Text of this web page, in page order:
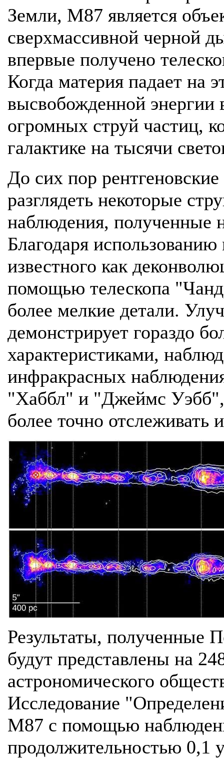
Земли, M87 является
сверхмассивной черной
впервые получено
Когда материя падает на
высвобожденной энергии
огромных струй частиц,
галактике на тысячи
До сих пор
разглядеть некоторые
наблюдения, полученные
Благодаря
известного как
помощью телескопа
более мелкие детали.
демонстрирует гораздо
характеристиками,
инфракрасных
"Хаббл" и "Джеймс Уэбб",
более точно отслеживать
Результаты, полученные
будут представлены на
астрономического
Исследование
M87 с помощью
продолжительностью 0,1